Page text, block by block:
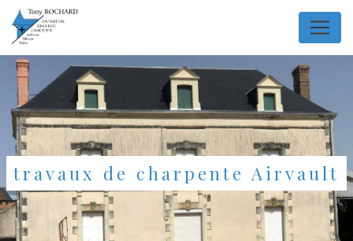
Panneau de gestion des cookies
travaux de charpente Airvault